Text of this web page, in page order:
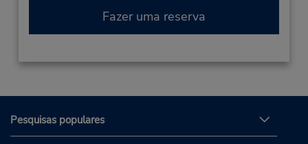
Fazer uma reserva
Pesquisas populares